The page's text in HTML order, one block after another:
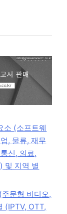
소 (소프트웨
, 물류, 재무
신, 의료,
및 지역 별
문형 비디오,
(IPTV, OTT,